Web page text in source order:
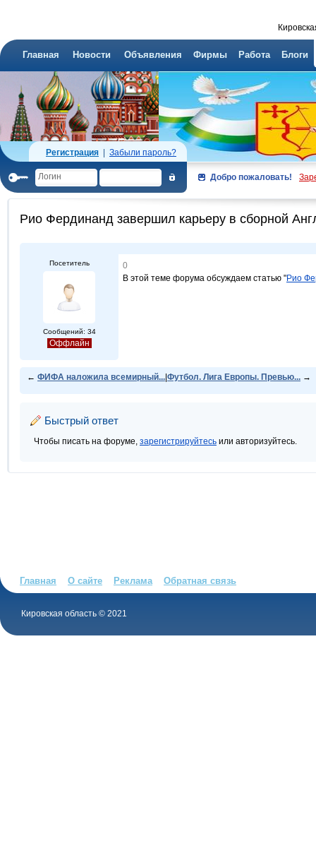
Главная Новости Объявления Фирмы Работа Блоги
Регистрация Забыли пароль?
Добро пожаловать!
Рио Фердинанд завершил карьеру в сборной
Посетитель
Сообщений: 34
Оффлайн
0
В этой теме форума обсуждаем статью "Рио
← ФИФА наложила всемирный... Футбол. Лига Европы. Превью... →
Быстрый ответ
Чтобы писать на форуме, зарегистрируйтесь или авторизуйтесь.
Главная О сайте Реклама Обратная связь
Кировская область © 2021